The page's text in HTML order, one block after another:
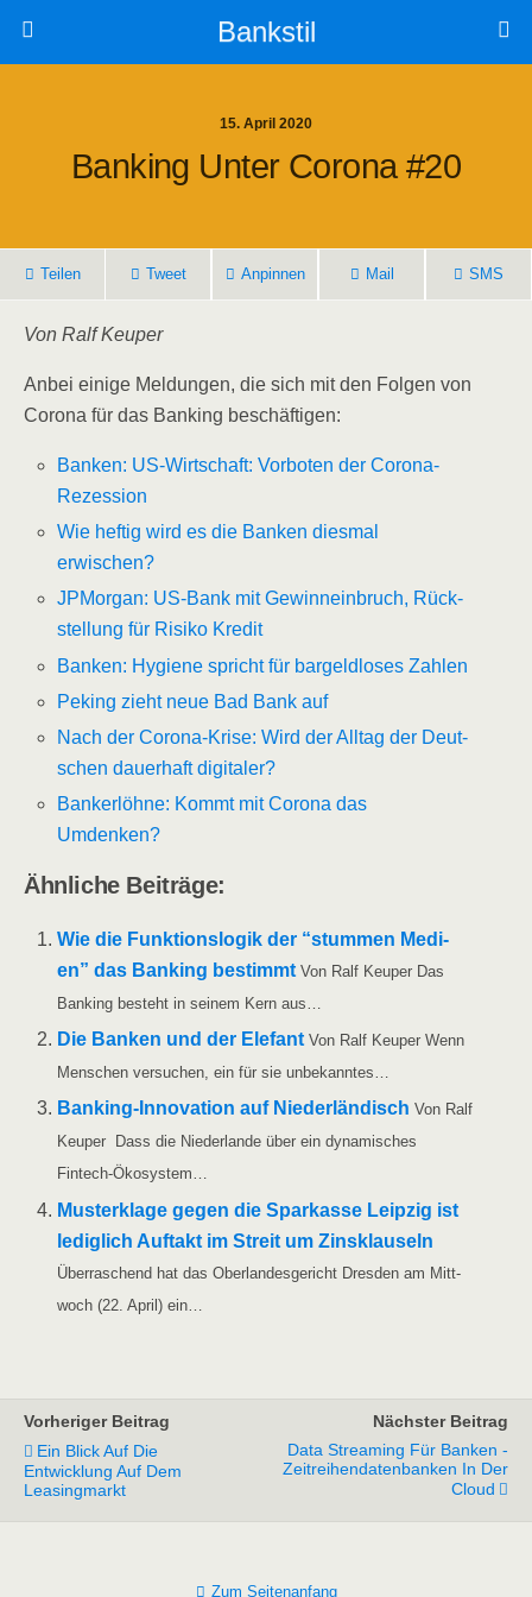
Bankstil
15. April 2020
Ban­king Unter Coro­na #20
Tei­len Tweet Anpin­nen Mail SMS
Von Ralf Keuper
Anbei eini­ge Mel­dun­gen, die sich mit den Fol­gen von
Coro­na für das Ban­king beschäftigen:
Ban­ken: US-Wirt­schaft: Vor­bo­ten der Corona-
Rezession
Wie hef­tig wird es die Ban­ken dies­mal
erwischen?
JPMor­gan: US-Bank mit Gewinn­ein­bruch, Rück­
stel­lung für Risi­ko Kredit
Ban­ken: Hygie­ne spricht für bar­geld­lo­ses Zahlen
Peking zieht neue Bad Bank auf
Nach der Coro­na-Kri­se: Wird der All­tag der Deut­
schen dau­er­haft digitaler?
Ban­ker­löh­ne: Kommt mit Coro­na das
Umdenken?
Ähn­li­che Beiträge:
Wie die Funk­ti­ons­lo­gik der “stum­men Medi­
en” das Ban­king bestimmt Von Ralf Keu­per Das
Ban­king besteht in sei­nem Kern aus…
Die Ban­ken und der Ele­fant Von Ralf Keu­per Wenn
Men­schen ver­su­chen, ein für sie unbekanntes…
Ban­king-Inno­­va­­ti­on auf Nie­der­län­disch Von Ralf
Keu­per Dass die Nie­der­lan­de über ein dyna­mi­sches
Fintech-Ökosystem…
Mus­ter­kla­ge gegen die Spar­kas­se Leip­zig ist
ledig­lich Auf­takt im Streit um Zins­klau­seln
Über­ra­schend hat das Ober­lan­des­ge­richt Dres­den am Mitt­
woch (22. April) ein…
Vorheriger Beitrag
Ein Blick Auf Die
Entwicklung Auf Dem
Leasingmarkt
Nächster Beitrag
Data Streaming Für Banken -
Zeitreihendatenbanken In Der
Cloud
Zum Seitenanfang